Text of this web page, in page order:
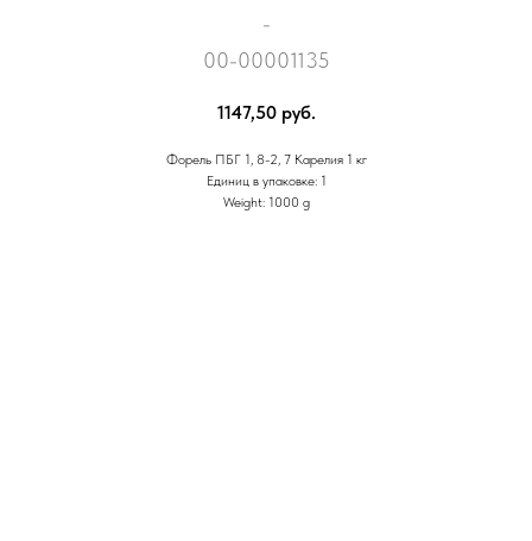
-
00-00001135
1147,50 руб.
Форель ПБГ 1, 8-2, 7 Карелия 1 кг
Единиц в упаковке: 1
Weight: 1000 g